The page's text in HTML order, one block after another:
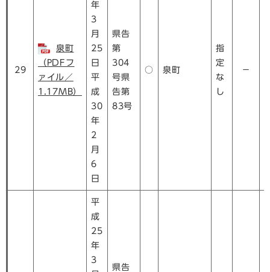
29
泉町
（PDFフ
ァイル／
1.17MB）
年
3
月
25
日
平
成
30
年
2
月
6
日
県告
第
304
号県
告第
83号
○ 泉町
指
定
な
し
－
平
成
25
年
3
県告